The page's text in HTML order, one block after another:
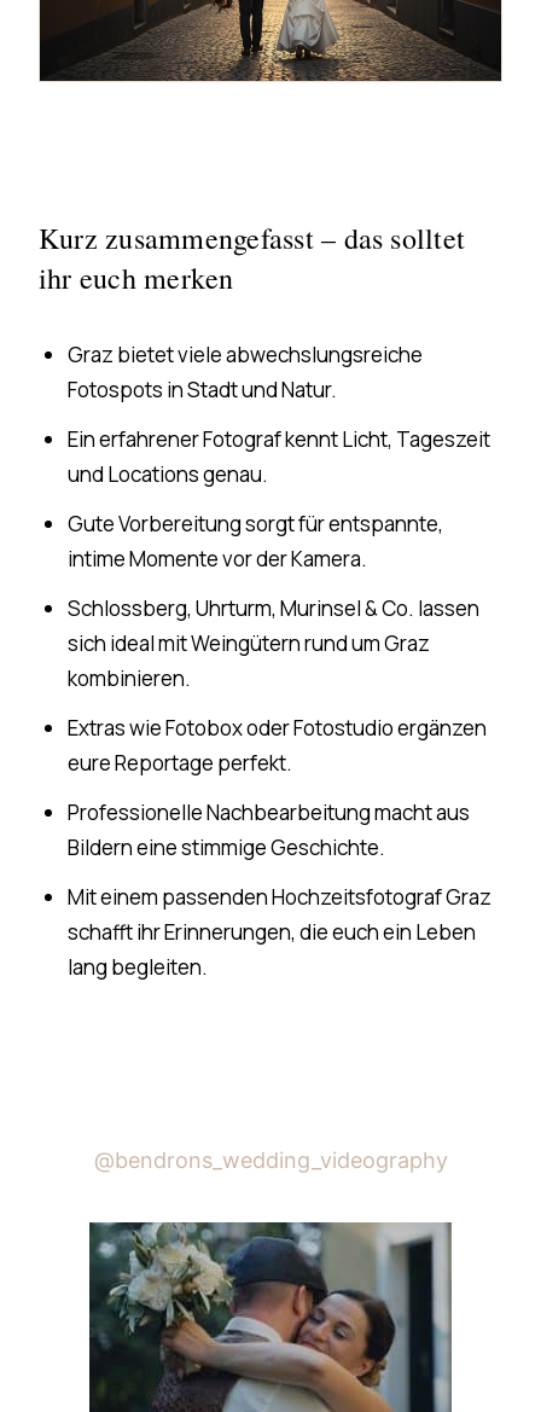
Kurz zusammengefasst – das solltet
ihr euch merken
Graz bietet viele abwechslungsreiche
Fotospots in Stadt und Natur.
Ein erfahrener Fotograf kennt Licht, Tageszeit
und Locations genau.
Gute Vorbereitung sorgt für entspannte,
intime Momente vor der Kamera.
Schlossberg, Uhrturm, Murinsel & Co. lassen
sich ideal mit Weingütern rund um Graz
kombinieren.
Extras wie Fotobox oder Fotostudio ergänzen
eure Reportage perfekt.
Professionelle Nachbearbeitung macht aus
Bildern eine stimmige Geschichte.
Mit einem passenden Hochzeitsfotograf Graz
schafft ihr Erinnerungen, die euch ein Leben
lang begleiten.
@bendrons_wedding_videography